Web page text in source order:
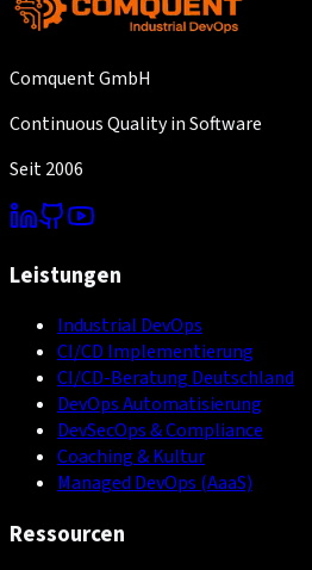
Comquent GmbH
Continuous Quality in Software
Seit 2006
Leistungen
Industrial DevOps
CI/CD Implementierung
CI/CD-Beratung Deutschland
DevOps Automatisierung
DevSecOps & Compliance
Coaching & Kultur
Managed DevOps (AaaS)
Ressourcen